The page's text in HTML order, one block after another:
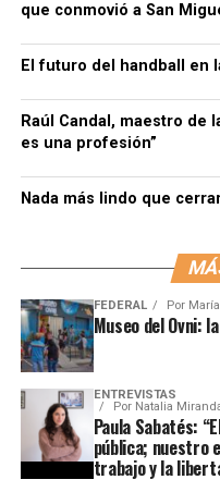
que conmovió a San
El futuro del handball en
Raúl Candal, maestro de
es una profesión”
Nada más lindo que
FEDERAL Por
Museo del Ovni:
ENTREVISTAS
Por Natalia
Paula Sabatés:
pública; nuestro
trabajo y la